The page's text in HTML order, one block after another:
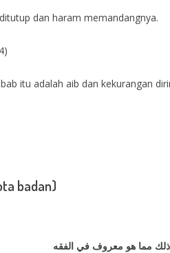
dan haram memandangnya.
itu adalah aib dan kekurangan
badan)
ذلك مما هو معروف في الفقه